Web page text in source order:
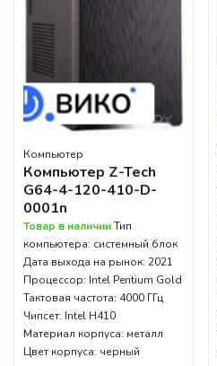
Компьютер
Компьютер Z-Tech
G64-4-120-410-D-
0001n
Товар в наличииТип
компьютера: системный блок
Дата выхода на рынок: 2021
Процессор: Intel Pentium Gold
Тактовая частота: 4000 ГГц
Чипсет: Intel H410
Материал корпуса: металл
Цвет корпуса: черный